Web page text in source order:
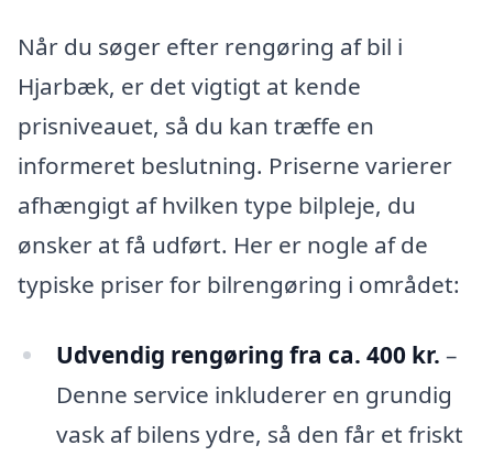
Når du søger efter rengøring af bil i
Hjarbæk, er det vigtigt at kende
prisniveauet, så du kan træffe en
informeret beslutning. Priserne varierer
afhængigt af hvilken type bilpleje, du
ønsker at få udført. Her er nogle af de
typiske priser for bilrengøring i området:
Udvendig rengøring fra ca. 400 kr. –
Denne service inkluderer en grundig
vask af bilens ydre, så den får et friskt